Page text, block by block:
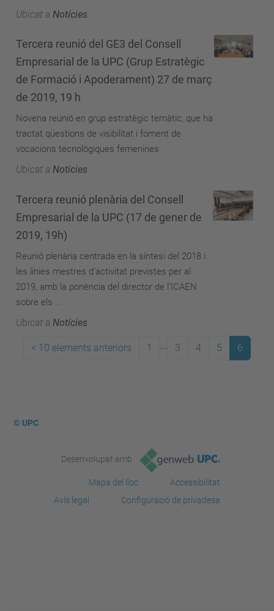
Ubicat a Notícies
Tercera reunió del GE3 del Consell
Empresarial de la UPC (Grup Estratègic
de Formació i Apoderament) 27 de març
de 2019, 19 h
Novena reunió en grup estratègic temàtic, que ha
tractat qüestions de visibilitat i foment de
vocacions tecnològiques femenines
Ubicat a Notícies
Tercera reunió plenària del Consell
Empresarial de la UPC (17 de gener de
2019, 19h)
Reunió plenària centrada en la síntesi del 2018 i
les línies mestres d’activitat previstes per al
2019, amb la ponència del director de l’ICAEN
sobre els ...
Ubicat a Notícies
< 10 elements anteriors 1 3 4 5 6
© UPC
Desenvolupat amb
Mapa del lloc
Accessibilitat
Avís legal
Configuració de privadesa